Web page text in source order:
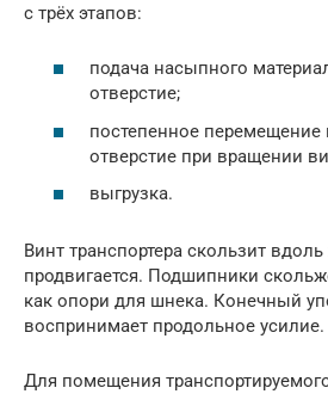
с трёх этапов:
подача насыпного
отверстие;
постепенное перемещение
отверстие при вращении
выгрузка.
Винт транспортера скользит
продвигается. Подшипники
как опори для шнека. Конечный
воспринимает продольное усилие.
Для помещения